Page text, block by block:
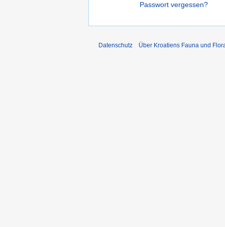
Passwort vergessen?
Datenschutz Über Kroatiens Fauna und